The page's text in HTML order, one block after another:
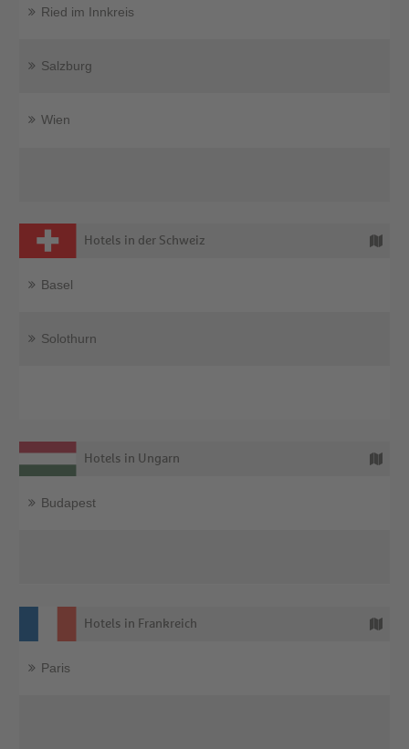
Ried im Innkreis
Salzburg
Wien
Hotels in der Schweiz
Basel
Solothurn
Hotels in Ungarn
Budapest
Hotels in Frankreich
Paris